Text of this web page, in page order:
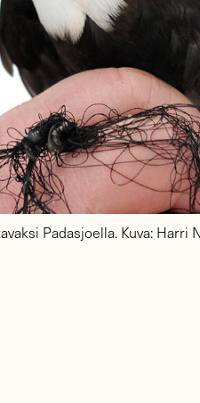
Padasjoella. Kuva: Harri